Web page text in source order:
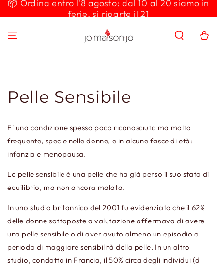
PASSA AL
📦 Ordina entro l'8 agosto: dal 10 al 20 siamo in
ferie, si riparte il 21
Carello
Pelle Sensibile
E’ una condizione spesso poco riconosciuta ma molto
frequente, specie nelle donne, e in alcune fasce di età:
infanzia e menopausa.
La pelle sensibile è una pelle che ha già perso il suo stato di
equilibrio, ma non ancora malata.
In uno studio britannico del 2001 fu evidenziato che il 62%
delle donne sottoposte a valutazione affermava di avere
una pelle sensibile o di aver avuto almeno un episodio o
periodo di maggiore sensibilità della pelle. In un altro
studio, condotto in Francia, il 50% circa degli individui (di